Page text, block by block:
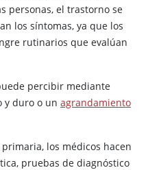
personas, el trastorno se
los síntomas, ya que los
rutinarios que evalúan
percibir mediante
y duro o un agrandamiento
los médicos hacen
pruebas de diagnóstico